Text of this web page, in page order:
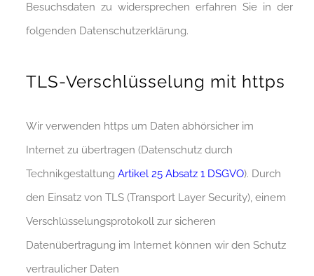
Besuchsdaten zu widersprechen erfahren Sie in der
folgenden Datenschutzerklärung.
TLS-Verschlüsselung mit https
Wir verwenden https um Daten abhörsicher im
Internet zu übertragen (Datenschutz durch
Technikgestaltung Artikel 25 Absatz 1 DSGVO). Durch
den Einsatz von TLS (Transport Layer Security), einem
Verschlüsselungsprotokoll zur sicheren
Datenübertragung im Internet können wir den Schutz
vertraulicher Daten